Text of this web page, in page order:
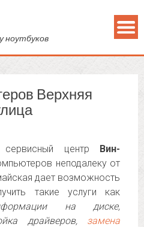
ноутбуков
Верхняя
центр Вин-
неподалеку от
дает возможность
такие услуги как
на диске,
драйверов, замена